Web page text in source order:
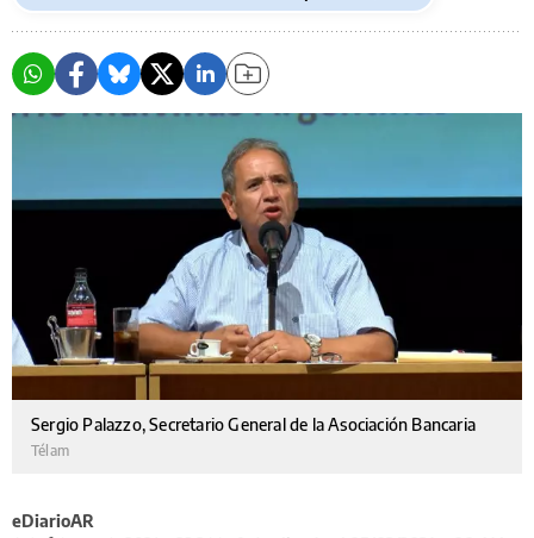
Sergio Palazzo, Secretario General de la Asociación Bancaria
Télam
eDiarioAR